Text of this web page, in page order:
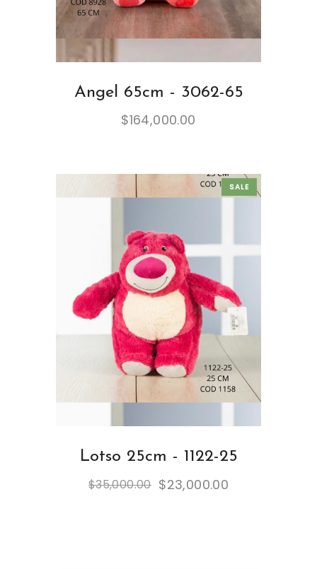
Angel 65cm - 3062-65
$164,000.00
SALE
Lotso 25cm - 1122-25
$35,000.00 $23,000.00